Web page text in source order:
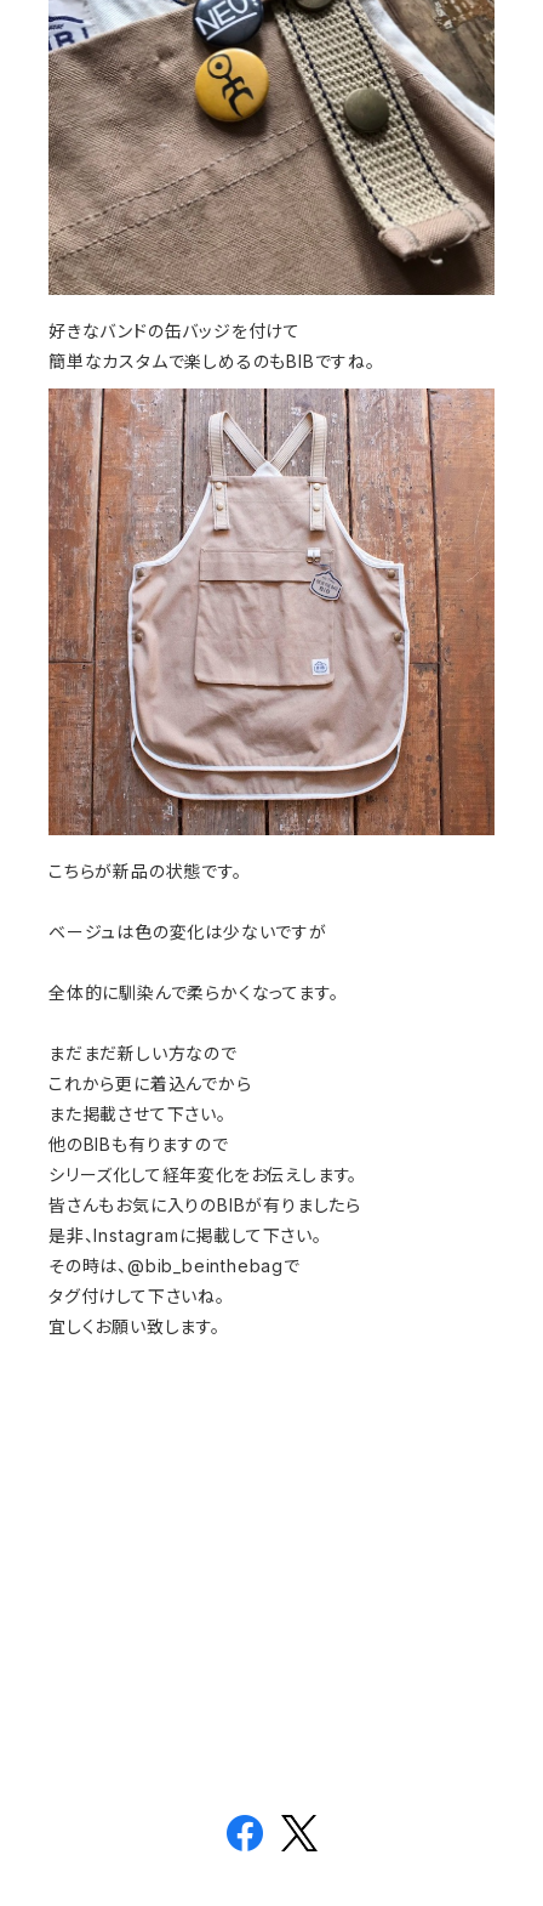
好きなバンドの缶バッジを付けて
簡単なカスタムで楽しめるのもBIBですね。
こちらが新品の状態です。
ベージュは色の変化は少ないですが
全体的に馴染んで柔らかくなってます。
まだまだ新しい方なので
これから更に着込んでから
また掲載させて下さい。
他のBIBも有りますので
シリーズ化して経年変化をお伝えします。
皆さんもお気に入りのBIBが有りましたら
是非、Instagramに掲載して下さい。
その時は、@bib_beinthebagで
タグ付けして下さいね。
宜しくお願い致します。